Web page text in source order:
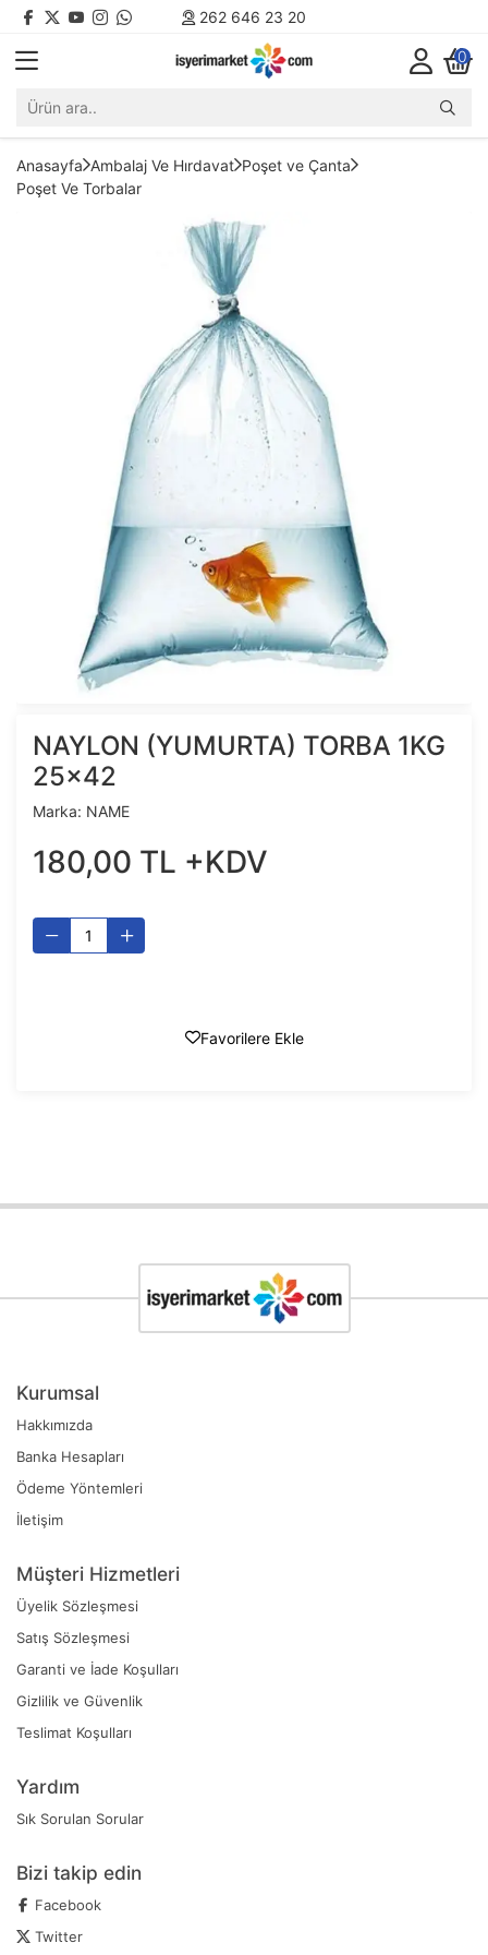
262 646 23 20
0
Anasayfa Ambalaj Ve Hırdavat Poşet ve Çanta
Poşet Ve Torbalar
NAYLON (YUMURTA) TORBA 1KG
25x42
Marka: NAME
180,00 TL +KDV
Favorilere Ekle
Kurumsal
Hakkımızda
Banka Hesapları
Ödeme Yöntemleri
İletişim
Müşteri Hizmetleri
Üyelik Sözleşmesi
Satış Sözleşmesi
Garanti ve İade Koşulları
Gizlilik ve Güvenlik
Teslimat Koşulları
Yardım
Sık Sorulan Sorular
Bizi takip edin
Facebook
Twitter